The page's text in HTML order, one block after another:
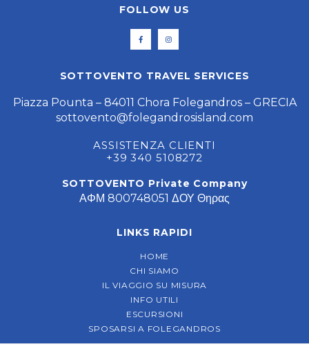
FOLLOW US
SOTTOVENTO TRAVEL SERVICES
Piazza Pounta – 84011 Chora Folegandros – GRECIA
sottovento@folegandrosisland.com
ASSISTENZA CLIENTI
+39 340 5108272
SOTTOVENTO Private Company
ΑΦΜ 800748051 ΔΟΥ Θηρας
LINKS RAPIDI
HOME
CHI SIAMO
IL VIAGGIO SU MISURA
INFO UTILI
ESCURSIONI
SPOSARSI A FOLEGANDROS